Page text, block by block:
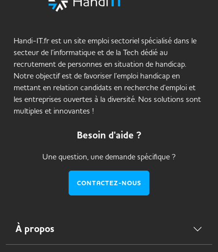
Handi-IT.fr est un site emploi sectoriel spécialisé dans le
secteur de l’informatique et de la Tech dédié au
recrutement de personnes en situation de handicap.
Notre objectif est de favoriser l’emploi handicap en
mettant en relation candidats en recherche d’emploi et
les entreprises ouvertes à la diversité. Nos solutions sont
multiples et innovantes !
Besoin d'aide ?
Une question, une demande spécifique ?
CONTACTEZ-NOUS
À propos